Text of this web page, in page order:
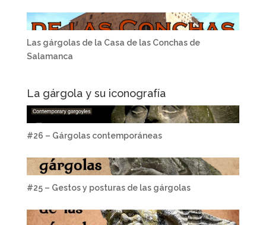
Las gárgolas de la Casa de las Conchas de
Salamanca
La gárgola y su iconografía
#26 – Gárgolas contemporáneas
#25 – Gestos y posturas de las gárgolas